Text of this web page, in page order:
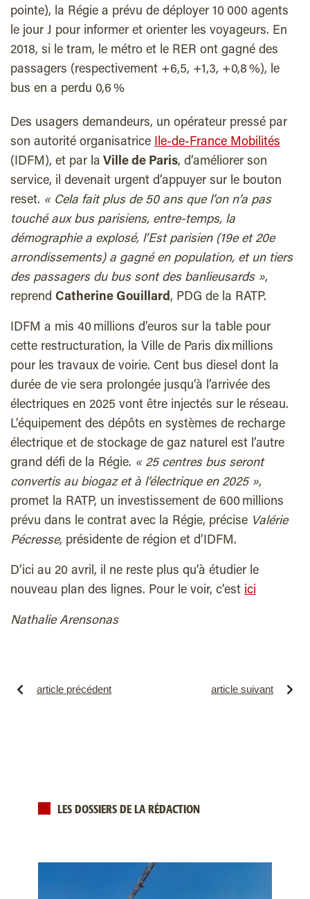
pointe), la Régie a prévu de déployer 10 000 agents
le jour J pour informer et orienter les voyageurs. En
2018, si le tram, le métro et le RER ont gagné des
passagers (respectivement +6,5, +1,3, +0,8 %), le
bus en a perdu 0,6 %
Des usagers demandeurs, un opérateur pressé par
son autorité organisatrice Ile-de-France Mobilités
(IDFM), et par la Ville de Paris, d’améliorer son
service, il devenait urgent d’appuyer sur le bouton
reset. « Cela fait plus de 50 ans que l’on n’a pas
touché aux bus parisiens, entre-temps, la
démographie a explosé, l’Est parisien (19e et 20e
arrondissements) a gagné en population, et un tiers
des passagers du bus sont des banlieusards »,
reprend Catherine Gouillard, PDG de la RATP.
IDFM a mis 40 millions d’euros sur la table pour
cette restructuration, la Ville de Paris dix millions
pour les travaux de voirie. Cent bus diesel dont la
durée de vie sera prolongée jusqu’à l’arrivée des
électriques en 2025 vont être injectés sur le réseau.
L’équipement des dépôts en systèmes de recharge
électrique et de stockage de gaz naturel est l’autre
grand défi de la Régie. « 25 centres bus seront
convertis au biogaz et à l’électrique en 2025 »,
promet la RATP, un investissement de 600 millions
prévu dans le contrat avec la Régie, précise Valérie
Pécresse, présidente de région et d’IDFM.
D’ici au 20 avril, il ne reste plus qu’à étudier le
nouveau plan des lignes. Pour le voir, c’est ici
Nathalie Arensonas
article précédent article suivant
LES DOSSIERS DE LA RÉDACTION